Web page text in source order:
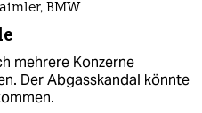
BMW
mehrere Konzerne
Der Abgasskandal könnte